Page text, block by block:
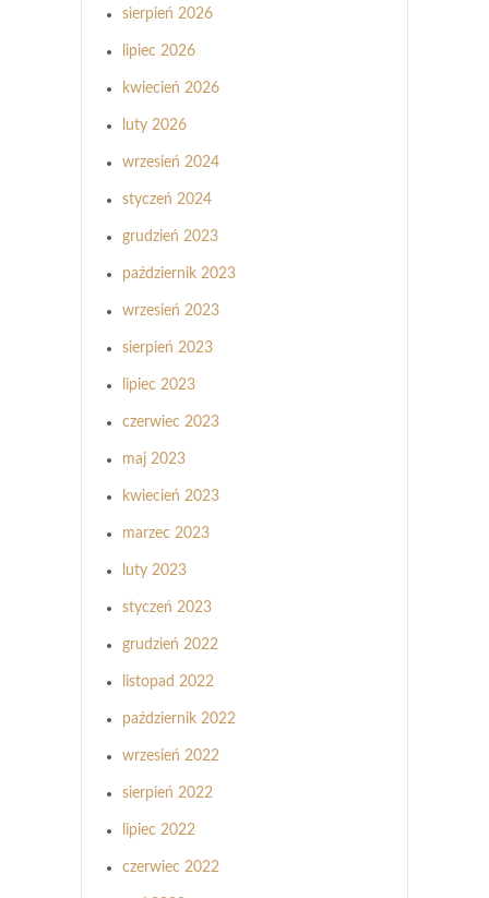
sierpień 2026
lipiec 2026
kwiecień 2026
luty 2026
wrzesień 2024
styczeń 2024
grudzień 2023
październik 2023
wrzesień 2023
sierpień 2023
lipiec 2023
czerwiec 2023
maj 2023
kwiecień 2023
marzec 2023
luty 2023
styczeń 2023
grudzień 2022
listopad 2022
październik 2022
wrzesień 2022
sierpień 2022
lipiec 2022
czerwiec 2022